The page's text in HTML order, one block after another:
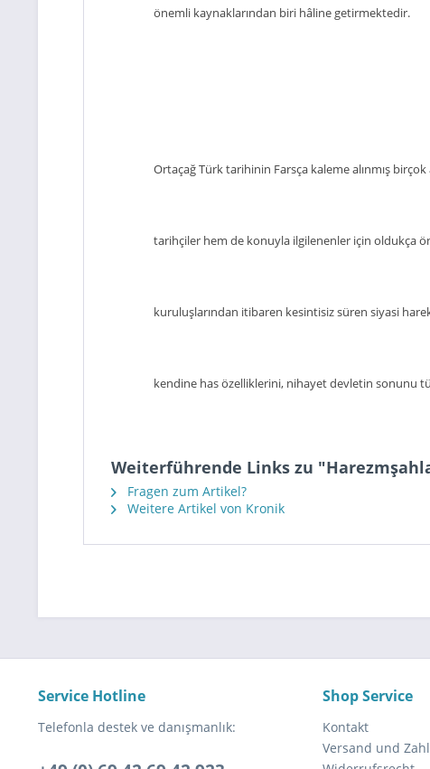
önemli kaynaklarından biri hâline getirmektedir.
Ortaçağ Türk tarihinin Farsça kaleme alınmış
tarihçiler hem de konuyla ilgilenenler için oldukça
kuruluşlarından itibaren kesintisiz süren siyasi
kendine has özelliklerini, nihayet devletin sonunu
Weiterführende Links zu
Fragen zum Artikel?
Weitere Artikel von Kronik
Service Hotline
Telefonla destek ve danışmanlık:
Shop Service
Kontakt
Versand und